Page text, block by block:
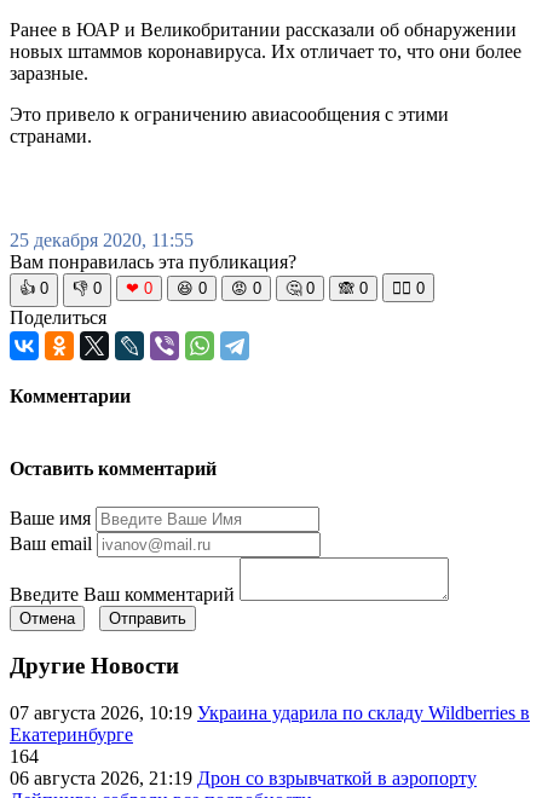
Ранее в ЮАР и Великобритании рассказали об обнаружении
новых штаммов коронавируса. Их отличает то, что они более
заразные.
Это привело к ограничению авиасообщения с этими
странами.
25 декабря 2020, 11:55
Вам понравилась эта публикация?
👍 0 👎 0 ❤ 0 😆 0 😡 0 🤔 0 🙈 0 🧘‍♀️ 0
Поделиться
Комментарии
Оставить комментарий
Ваше имя
Ваш email
Введите Ваш комментарий
Отмена Отправить
Другие Новости
07 августа 2026, 10:19 Украина ударила по складу Wildberries в
Екатеринбурге
164
06 августа 2026, 21:19 Дрон со взрывчаткой в аэропорту